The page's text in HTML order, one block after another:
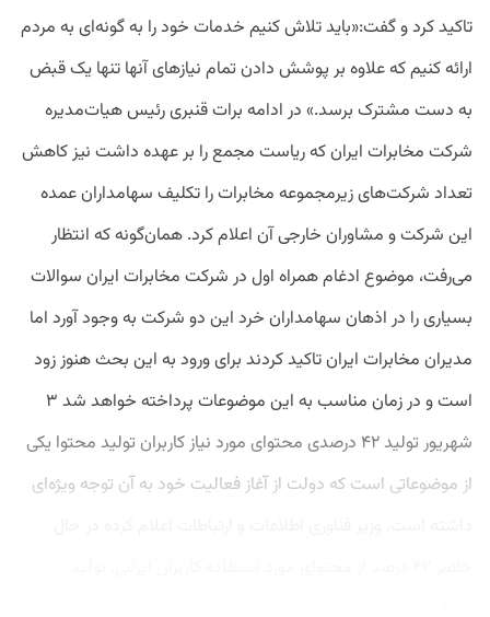
تاکید کرد و گفت:«باید تلاش کنیم خدمات خود را به گونه‌ای به مردم
ارائه کنیم که علاوه بر پوشش دادن تمام نیازهای آنها تنها یک قبض
به دست مشترک برسد.» در ادامه برات قنبری رئیس هیات‌مدیره
شرکت مخابرات ایران که ریاست مجمع را بر عهده داشت نیز کاهش
تعداد شرکت‌های زیرمجموعه مخابرات را تکلیف سهامداران عمده
این شرکت و مشاوران خارجی آن اعلام کرد. همان‌گونه که انتظار
می‌رفت، موضوع ادغام همراه اول در شرکت مخابرات ایران سوالات
بسیاری را در اذهان سهامداران خرد این دو شرکت به وجود آورد اما
مدیران مخابرات ایران تاکید کردند برای ورود به این بحث هنوز زود
است و در زمان مناسب به این موضوعات پرداخته خواهد شد ۳
شهریور تولید ۴۲ درصدی محتوای مورد نیاز کاربران تولید محتوا یکی
از موضوعاتی است که دولت از آغاز فعالیت خود به آن توجه ویژه‌ای